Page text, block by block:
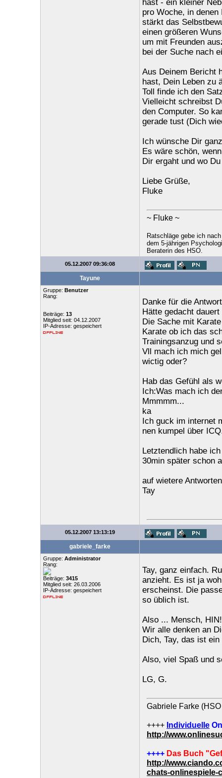
hast - ein kleiner
pro Woche, in
stärkt das
einen größeren
um mit Freunden
bei der Suche nach
Aus Deinem Bericht
hast, Dein Leben zu
Toll finde ich den
Vielleicht schreibst
den Computer. So
gerade tust (Dich
Ich wünsche Dir
Es wäre schön,
Dir ergaht und wo
Liebe Grüße,
Fluke
~ Fluke ~
Ratschläge gebe ich
dem 5-jährigen
Beraterin des HSO.
05.12.2007 09:36:08
Tayune
Gruppe: Benutzer
Rang:
Beiträge: 13
Mitglied seit: 04.12.2007
IP-Adresse: gespeichert
Danke für die
Hätte gedacht dauert
Die Sache mit
Karate ob ich das
Trainingsanzug und
Vll mach ich mich
wictig oder?
Hab das Gefühl als
Ich:Was mach ich
Mmmmm...
ka
Ich guck im internet
nen kumpel über
Letztendlich habe
30min später schon
auf wietere
Tay
05.12.2007 13:13:19
gabriele_farke
Gruppe: Administrator
Rang:
Beiträge: 3415
Mitglied seit: 26.03.2006
IP-Adresse: gespeichert
Tay, ganz einfach.
anzieht. Es ist ja
erscheinst. Die
so üblich ist.
Also ... Mensch,
Wir alle denken an
Dich, Tay, das ist
Also, viel Spaß und
LG, G.
Gabriele Farke (HSO
++++ Individuelle
http://
++++ Das Buch
http://
chats-onlinespiele-